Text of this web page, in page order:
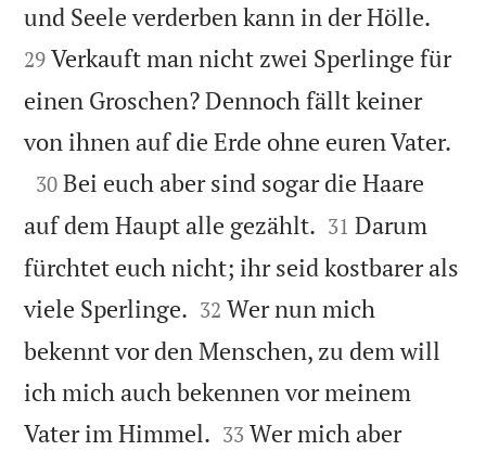
und Seele verderben kann in der Hölle.
29 Verkauft man nicht zwei Sperlinge für
einen Groschen? Dennoch fällt keiner
von ihnen auf die Erde ohne euren Vater.

30 Bei euch aber sind sogar die Haare
auf dem Haupt alle gezählt. 

31 Darum
fürchtet euch nicht; ihr seid kostbarer als
viele Sperlinge. 

32 Wer nun mich
bekennt vor den Menschen, zu dem will
ich mich auch bekennen vor meinem
Vater im Himmel. 

33 Wer mich aber